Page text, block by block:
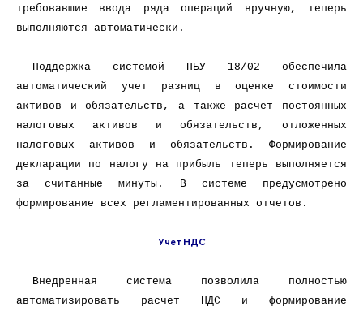
требовавшие ввода ряда операций вручную, теперь
выполняются автоматически.
Поддержка системой ПБУ 18/02 обеспечила
автоматический учет разниц в оценке стоимости
активов и обязательств, а также расчет постоянных
налоговых активов и обязательств, отложенных
налоговых активов и обязательств. Формирование
декларации по налогу на прибыль теперь выполняется
за считанные минуты. В системе предусмотрено
формирование всех регламентированных отчетов.
Учет НДС
Внедренная система позволила полностью
автоматизировать расчет НДС и формирование